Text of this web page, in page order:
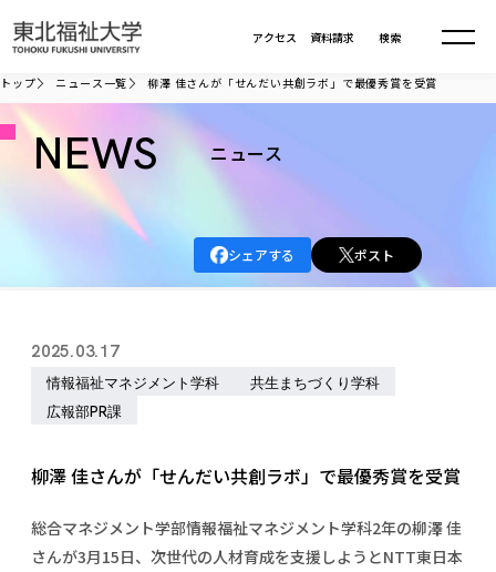
資料請求
アクセス 検索
大学について
建学の精神・教育の理念
学長室の窓
各種方針
大学の概要
大学の歩み
学則
校章・マーク・カラー
寄附の受け入れ
大学の取り組み
大学の取り組み
カリキュラム編成ガイドライン
本学のシラバスについて
一般事業主行動計画
情報公開
ガバナンス・コード
学部・大学院
学部・大学院TOP
社会福祉学科
福祉行政学科
共生まちづくり学部
共生まちづくり学部
共生まちづくり学科
教育学部
教育学科
健康科学部
産業福祉マネジメント学科
入学試験
進学相談会
就職状況
取得可能な資格・免許
課外活動
課外活動 TOP
体育会・運動サークル紹介
国際交流
国際交流TOP
社会連携・研究
トップ ニュース一覧 柳澤 佳さんが「せんだい共創ラボ」で最優秀賞を受賞
NEWS ニュース
シェアする ポスト
2025.03.17
情報福祉マネジメント学科
共生まちづくり学科
広報部PR課
柳澤 佳さんが「せんだい共創ラボ」で最優秀賞を受賞
総合マネジメント学部情報福祉マネジメント学科2年の柳澤 佳
さんが3月15日、次世代の人材育成を支援しようとNTT東日本